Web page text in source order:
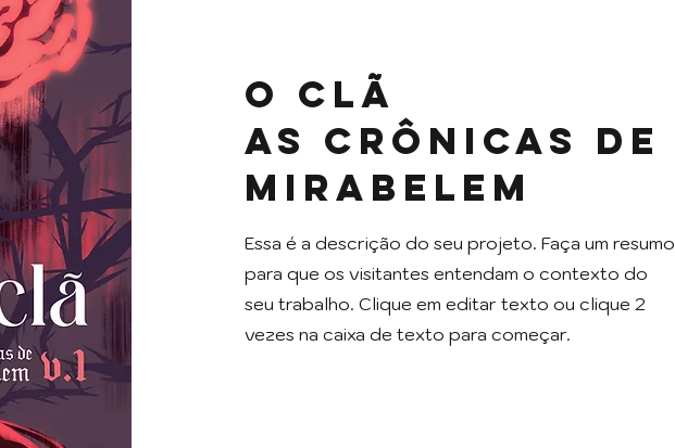
O Clã
As Crônicas de
Mirabelem
Essa é a descrição do seu projeto. Faça um resumo
para que os visitantes entendam o contexto do
seu trabalho. Clique em editar texto ou clique 2
vezes na caixa de texto para começar.